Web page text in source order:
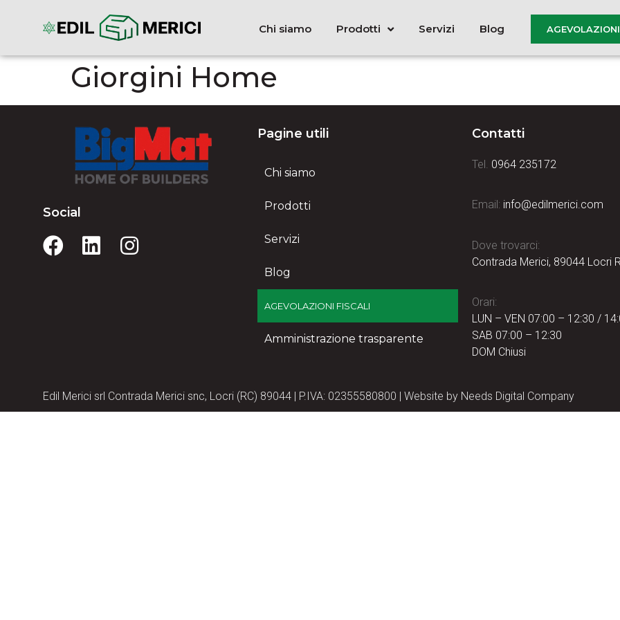
Chi siamo Prodotti Servizi Blog
Giorgini Home
Social
Pagine utili
Chi siamo
Prodotti
Servizi
Blog
AGEVOLAZIONI FISCALI
Amministrazione trasparente
Contatti
Tel. 0964 235172
Email: info@edilmerici.com
Dove trovarci:
Contrada Merici, 89044 Locri
Orari:
LUN – VEN 07:00 – 12:30 /
SAB 07:00 – 12:30
DOM Chiusi
Edil Merici srl Contrada Merici snc, Locri (RC) 89044 | P.IVA: 02355580800 | Website by Needs Digital Company